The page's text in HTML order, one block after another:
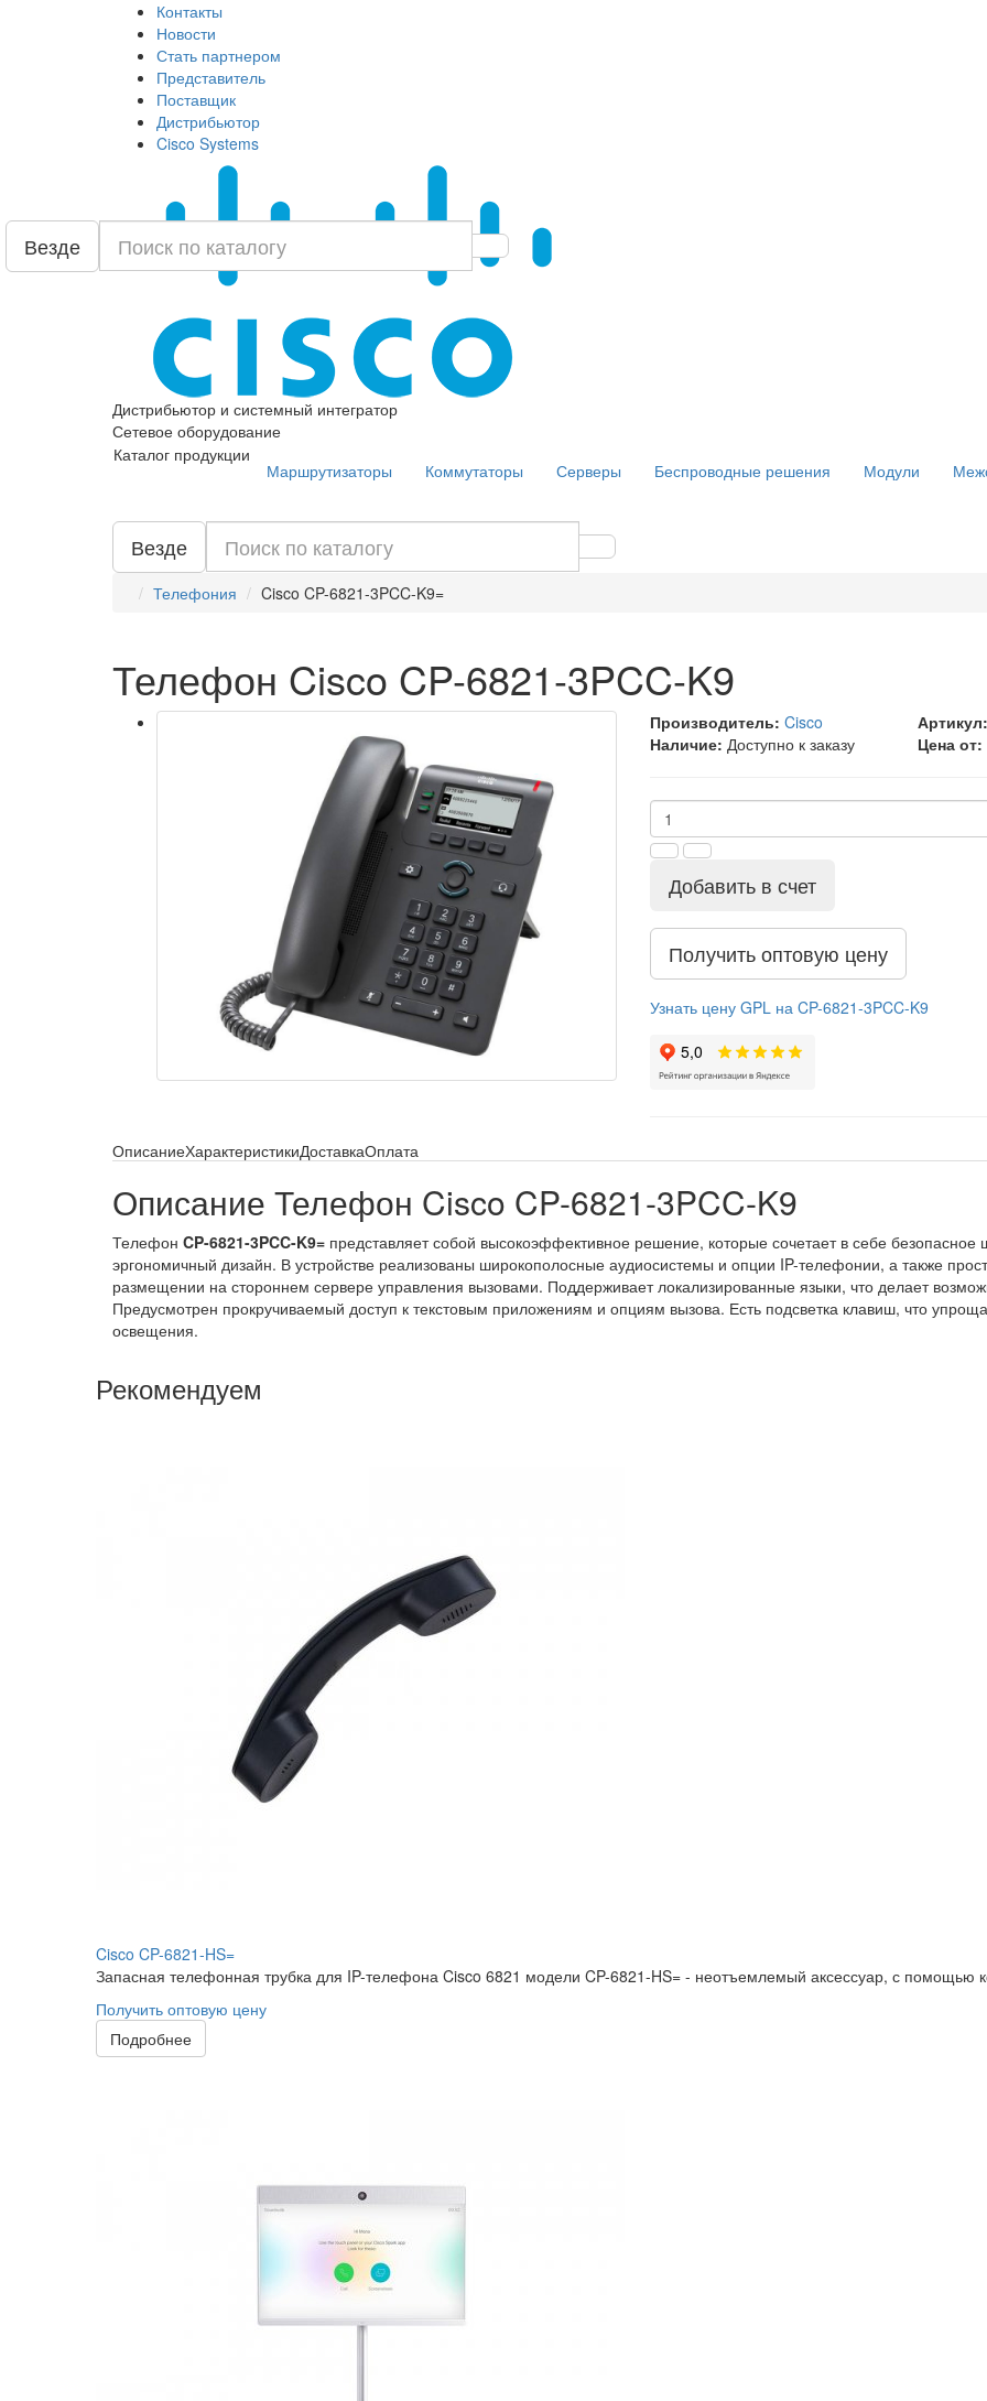
Контакты
Новости
Стать партнером
Представитель
Поставщик
Дистрибьютор
Cisco Systems
Дистрибьютор и системный интегратор
Сетевое оборудование
Везде
Каталог продукции
Маршрутизаторы Коммутаторы Серверы Беспроводные решения Модули
Везде
Телефония Cisco CP-6821-3PCC-K9=
Телефон Cisco CP-6821-3PCC-K9
Производитель: Cisco Артикул:
Наличие: Доступно к заказу Цена от:
Добавить в счет
Получить оптовую цену
Узнать цену GPL на CP-6821-3PCC-K9
ОписаниеХарактеристикиДоставкаОплата
Описание Телефон Cisco CP-6821-3PCC-K9
Телефон CP-6821-3PCC-K9= представляет собой высокоэффективное решение, которые сочетает в себе
эргономичный дизайн. В устройстве реализованы широкополосные аудиосистемы и опции IP-телефонии, а также
размещении на стороннем сервере управления вызовами. Поддерживает локализированные языки, что делает
Предусмотрен прокручиваемый доступ к текстовым приложениям и опциям вызова. Есть подсветка клавиш, что
освещения.
Рекомендуем
Cisco CP-6821-HS=
Запасная телефонная трубка для IP-телефона Cisco 6821 модели CP-6821-HS= - неотъемлемый аксессуар, с помощью
Получить оптовую цену
Подробнее